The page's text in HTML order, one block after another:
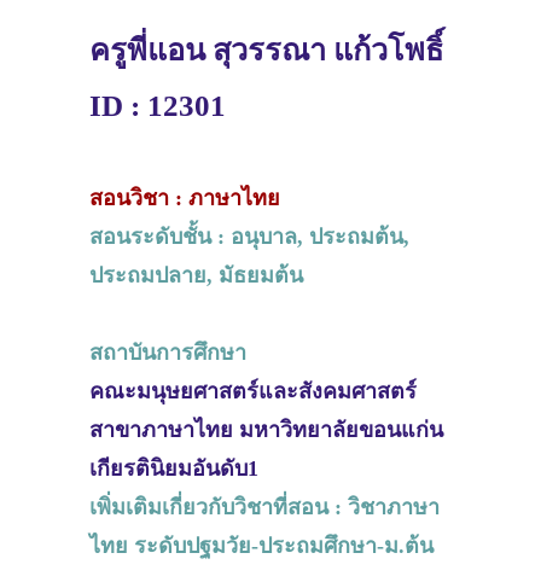
ครูพี่แอน สุวรรณา แก้วโพธิ์
ID : 12301
สอนวิชา : ภาษาไทย
สอนระดับชั้น : อนุบาล, ประถมต้น,
ประถมปลาย, มัธยมต้น
สถาบันการศึกษา
คณะมนุษยศาสตร์และสังคมศาสตร์
สาขาภาษาไทย มหาวิทยาลัยขอนแก่น
เกียรตินิยมอันดับ1
เพิ่มเติมเกี่ยวกับวิชาที่สอน : วิชาภาษา
ไทย ระดับปฐมวัย-ประถมศึกษา-ม.ต้น